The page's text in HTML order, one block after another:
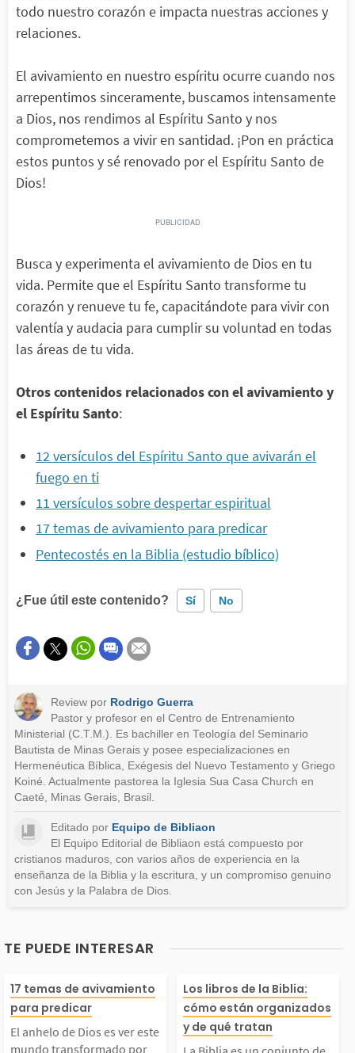
todo nuestro corazón e impacta nuestras acciones y
relaciones.
El avivamiento en nuestro espíritu ocurre cuando nos
arrepentimos sinceramente, buscamos intensamente
a Dios, nos rendimos al Espíritu Santo y nos
comprometemos a vivir en santidad. ¡Pon en práctica
estos puntos y sé renovado por el Espíritu Santo de
Dios!
Busca y experimenta el avivamiento de Dios en tu
vida. Permite que el Espíritu Santo transforme tu
corazón y renueve tu fe, capacitándote para vivir con
valentía y audacia para cumplir su voluntad en todas
las áreas de tu vida.
Otros contenidos relacionados con el avivamiento y
el Espíritu Santo:
12 versículos del Espíritu Santo que avivarán el
fuego en ti
11 versículos sobre despertar espiritual
17 temas de avivamiento para predicar
Pentecostés en la Biblia (estudio bíblico)
¿Fue útil este contenido? Sí No
Este contenido contiene información incorrecta
Otro
Review por Rodrigo Guerra
Pastor y profesor en el Centro de Entrenamiento
Ministerial (C.T.M.). Es bachiller en Teología del Seminario
Bautista de Minas Gerais y posee especializaciones en
Hermenéutica Bíblica, Exégesis del Nuevo Testamento y Griego
Koiné. Actualmente pastorea la Iglesia Sua Casa Church en
Caeté, Minas Gerais, Brasil.
Editado por Equipo de Bibliaon
El Equipo Editorial de Bibliaon está compuesto por
cristianos maduros, con varios años de experiencia en la
enseñanza de la Biblia y la escritura, y un compromiso genuino
con Jesús y la Palabra de Dios.
TE PUEDE INTERESAR
anhelo de Dios es v
este mundo transfo
17 temas de avivamiento
para predicar
El anhelo de Dios es ver este
mundo transformado por
La Biblia es
to de 66 libros
Los libros de la Biblia:
cómo están organizados
y de qué tratan